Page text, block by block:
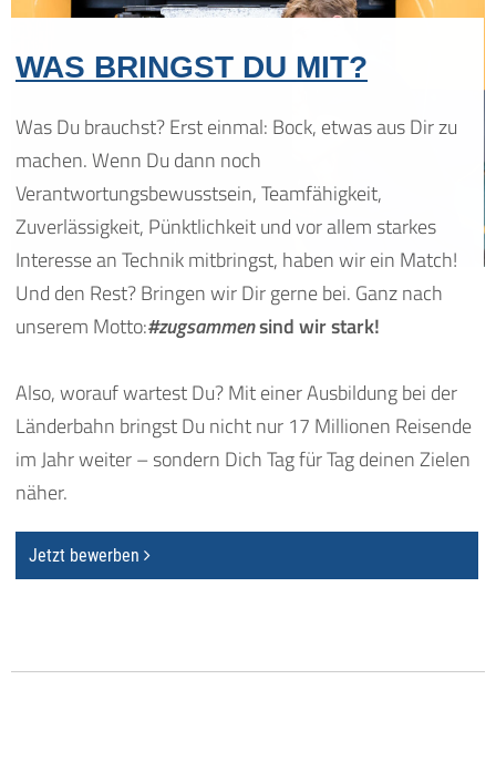
WAS BRINGST DU MIT?
Was Du brauchst? Erst einmal: Bock, etwas aus Dir zu
machen. Wenn Du dann noch
Verantwortungsbewusstsein, Teamfähigkeit,
Zuverlässigkeit, Pünktlichkeit und vor allem starkes
Interesse an Technik mitbringst, haben wir ein Match!
Und den Rest? Bringen wir Dir gerne bei. Ganz nach
unserem Motto:#zugsammensind wir stark!
Also, worauf wartest Du? Mit einer Ausbildung bei der
Länderbahn bringst Du nicht nur 17 Millionen Reisende
im Jahr weiter – sondern Dich Tag für Tag deinen Zielen
näher.
Jetzt bewerben